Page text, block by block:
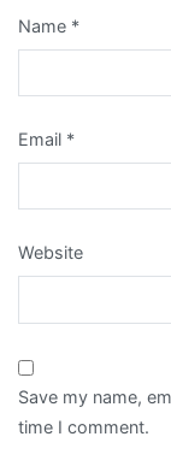
Name *
Email *
Website
Save my name,
time I comment.